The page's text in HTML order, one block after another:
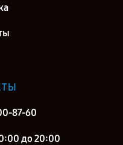
87-60
до 20:00